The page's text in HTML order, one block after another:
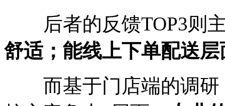
后者的反馈TOP3则
舒适；能线上下单配送层
而基于门店端的调研